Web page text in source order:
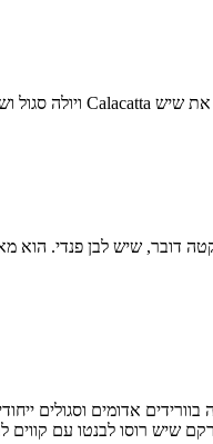
שיש לבן פנדי. הוא
בוורידים אדומים וסגולים
רוסו לבנטו עם קווים